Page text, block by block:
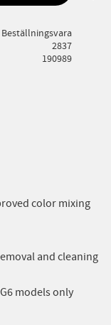
Beställningsvara
2837
190989
color mixing
and cleaning
models only